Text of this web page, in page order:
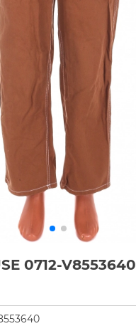
0712-V8553640